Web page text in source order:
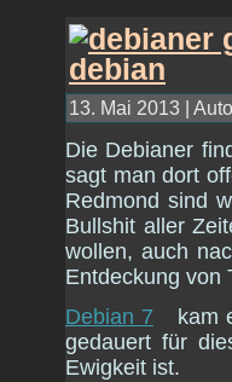
13. Mai 2013 |
Die Debianer
sagt man dort
Redmond sind
Bullshit aller
wollen, auch
Entdeckung von
Debian 7
kam
gedauert für
Ewigkeit ist.